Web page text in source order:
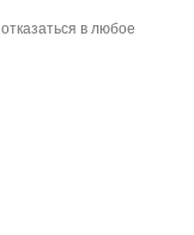
в любое